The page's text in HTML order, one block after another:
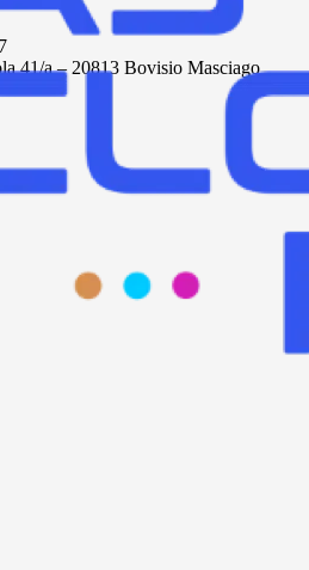
41/a – 20813 Bovisio Masciago